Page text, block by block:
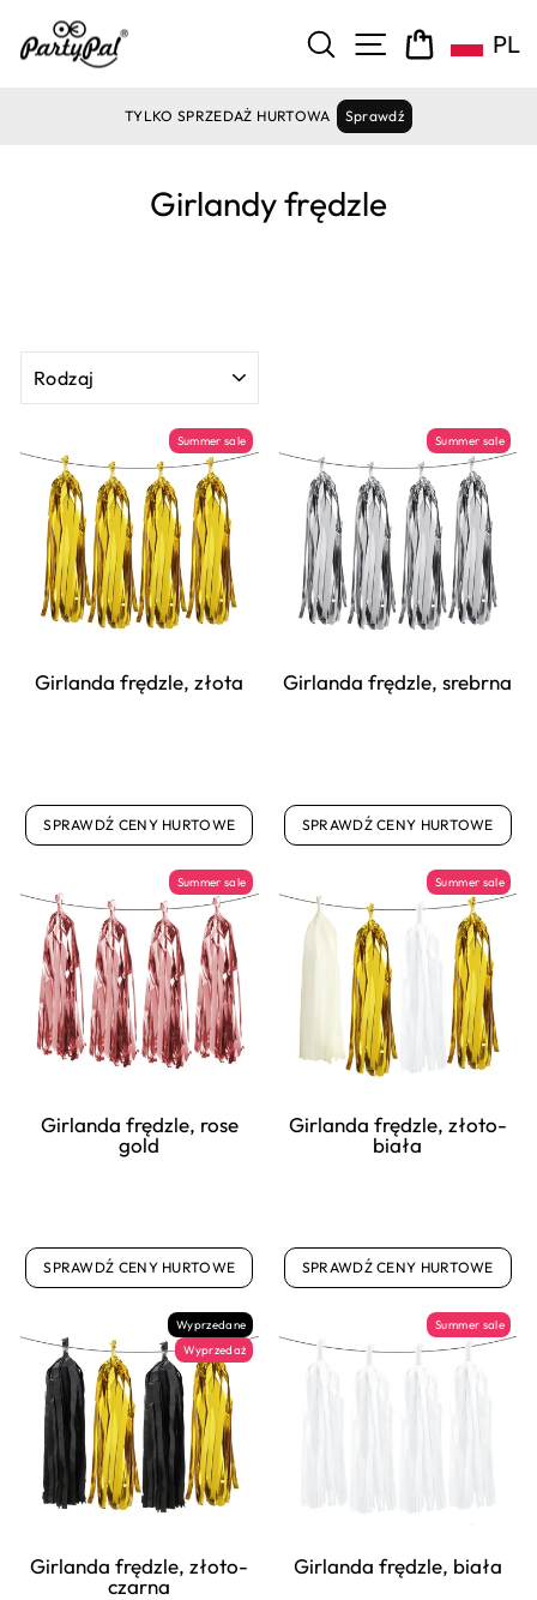
zawartość
SZUKAJNAWIGACJA
KOSZYK
PL
TYLKO SPRZEDAŻ HURTOWA Sprawdź
Girlandy frędzle
RODZAJ
Summer sale
Girlanda frędzle, złota
SPRAWDŹ CENY HURTOWE
Summer sale
Girlanda frędzle, srebrna
SPRAWDŹ CENY HURTOWE
Summer sale
Girlanda frędzle, rose
gold
SPRAWDŹ CENY HURTOWE
Summer sale
Girlanda frędzle, złoto-
biała
SPRAWDŹ CENY HURTOWE
Wyprzedane
Wyprzedaż
Girlanda frędzle, złoto-
czarna
Summer sale
Girlanda frędzle, biała